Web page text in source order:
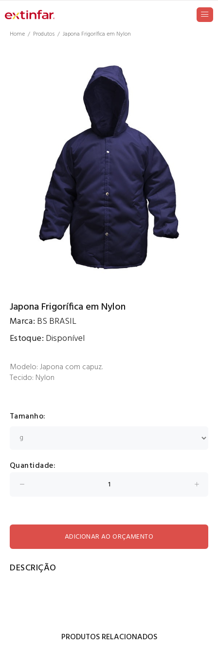
Home Produtos Japona Frigorífica em Nylon
Japona Frigorífica em Nylon
Marca: BS BRASIL
Estoque: Disponível
Modelo: Japona com capuz.
Tecido: Nylon
Tamanho:
Quantidade:
ADICIONAR AO ORÇAMENTO
DESCRIÇÃO
PRODUTOS RELACIONADOS